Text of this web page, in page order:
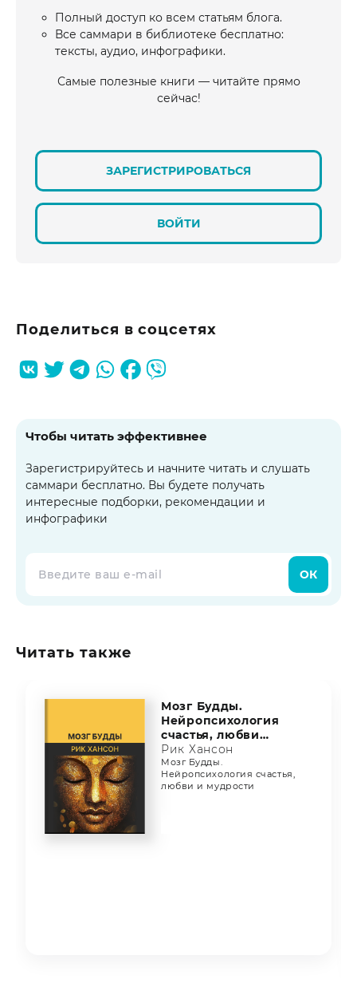
Полный доступ ко всем статьям блога.
Все саммари в библиотеке бесплатно:
тексты, аудио, инфографики.
Самые полезные книги — читайте прямо
сейчас!
ЗАРЕГИСТРИРОВАТЬСЯ
ВОЙТИ
Поделиться в соцсетях
Чтобы читать эффективнее
Зарегистрируйтесь и начните читать и слушать
саммари бесплатно. Вы будете получать
интересные подборки, рекомендации и
инфографики
ОК
Читать также
Мозг Будды.
Нейропсихология
счастья, любви
и мудрости
Рик Хансон
Мозг Будды.
Нейропсихология счастья,
любви и мудрости